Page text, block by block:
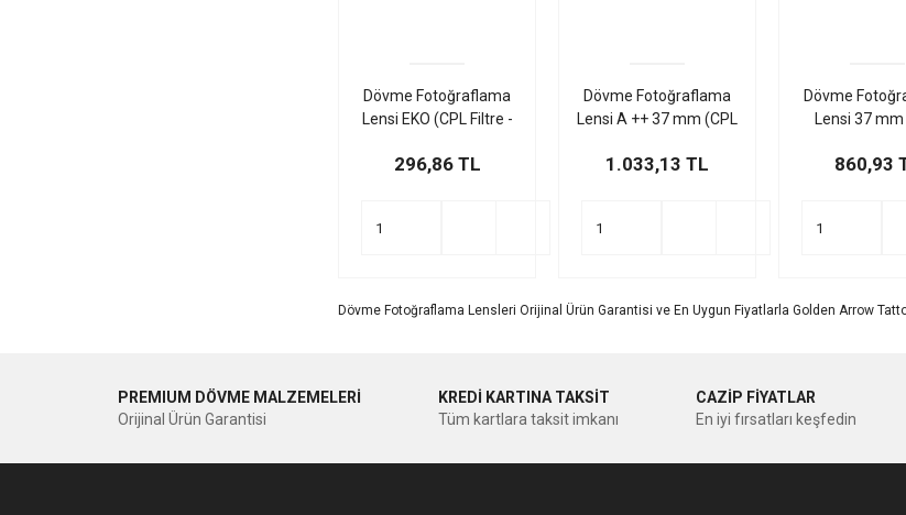
Dövme Fotoğraflama
Lensi EKO (CPL Filtre -
Filter)
296,86 TL
Dövme Fotoğraflama
Lensi A ++ 37 mm (CPL
Polarizer Filter)
1.033,13 TL
Dövme
Lensi 37 mm
Polarizer
860,93
Dövme Fotoğraflama Lensleri Orijinal Ürün Garantisi ve En Uygun Fiyatlarla Golden Arrow
PREMIUM DÖVME MALZEMELERİ
Orijinal Ürün Garantisi
KREDİ KARTINA TAKSİT
Tüm kartlara taksit imkanı
CAZİP FİYATLAR
En iyi fırsatları keşfedin